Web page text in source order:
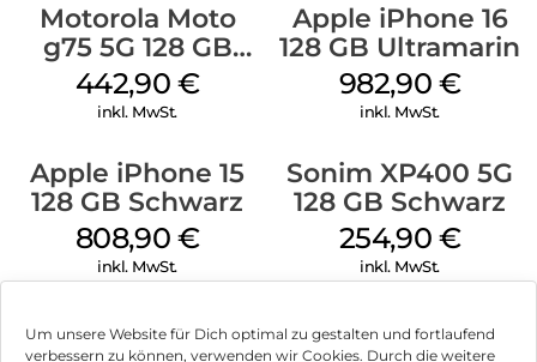
Um unsere Website für Dich optimal zu gestalten und fortlaufend
verbessern zu können, verwenden wir Cookies. Durch die weitere
Motorola Moto
g75 5G 128 GB
Charcoal Gray
442,90 €
inkl. MwSt.
Apple iPhone 16
128 GB Ultramarin
982,90 €
inkl. MwSt.
Apple iPhone 15
128 GB Schwarz
808,90 €
inkl. MwSt.
Sonim XP400 5G
128 GB Schwarz
254,90 €
inkl. MwSt.